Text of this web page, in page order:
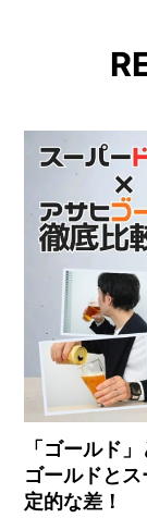
「ゴールド
ゴールドと
定的な差！